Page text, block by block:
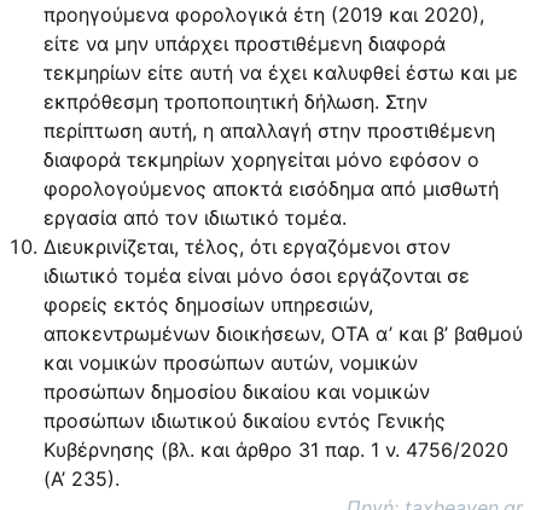
προηγούμενα φορολογικά έτη (2019 και 2020),
είτε να μην υπάρχει προστιθέμενη διαφορά
τεκμηρίων είτε αυτή να έχει καλυφθεί έστω και με
εκπρόθεσμη τροποποιητική δήλωση. Στην
περίπτωση αυτή, η απαλλαγή στην προστιθέμενη
διαφορά τεκμηρίων χορηγείται μόνο εφόσον ο
φορολογούμενος αποκτά εισόδημα από μισθωτή
εργασία από τον ιδιωτικό τομέα.
Διευκρινίζεται, τέλος, ότι εργαζόμενοι στον
ιδιωτικό τομέα είναι μόνο όσοι εργάζονται σε
φορείς εκτός δημοσίων υπηρεσιών,
αποκεντρωμένων διοικήσεων, ΟΤΑ α’ και β’ βαθμού
και νομικών προσώπων αυτών, νομικών
προσώπων δημοσίου δικαίου και νομικών
προσώπων ιδιωτικού δικαίου εντός Γενικής
Κυβέρνησης (βλ. και άρθρο 31 παρ. 1 ν. 4756/2020
(Α’ 235).